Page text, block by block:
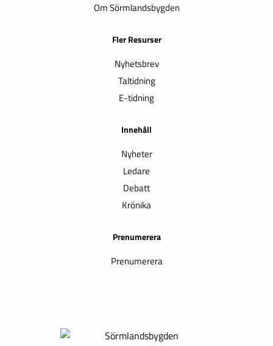
Om Sörmlandsbygden
Fler Resurser
Nyhetsbrev
Taltidning
E-tidning
Innehåll
Nyheter
Ledare
Debatt
Krönika
Prenumerera
Prenumerera